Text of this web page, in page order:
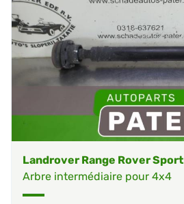
Landrover Range Rover Sport
Arbre intermédiaire pour 4x4